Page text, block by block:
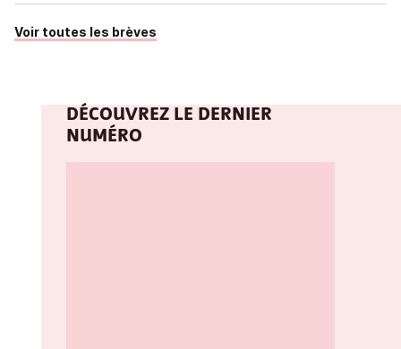
Voir toutes les brèves
DÉCOUVREZ LE DERNIER
NUMÉRO